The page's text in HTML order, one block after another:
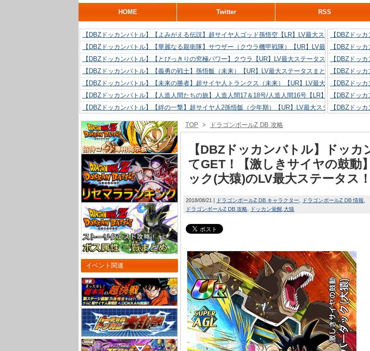
HOME Twitter RSS
【DBZドッカンバトル】【よみがえる伝説】超サイヤ人ゴッド孫悟空【LR】LV最大ステータスまとめ
【DBZドッカンバトル】【華麗なる親衛隊】サウザー（クウラ機甲戦隊）【UR】LV最大ステータス
【DBZドッカンバトル】【とびっきりの究極パワー】クウラ【UR】LV最大ステータスまとめ！
【DBZドッカンバトル】【義勇の戦士】孫悟飯（未来）【UR】LV最大ステータスまとめ！
【DBZドッカンバトル】【未来の勝者】超サイヤ人トランクス（未来）【UR】LV最大ステータスま
【DBZドッカンバトル】【人造人間たちの旅】人造人間17＆18号/人造人間16号【LR】LV最大ステー
【DBZドッカンバトル】【絆の一撃】超サイヤ人2孫悟飯（少年期）【UR】LV最大ステータスまとめ
【DBZドッカンバトル】【抗い続ける精神力】人造人間18号【UR】LV最大ステータスまとめ！
【DBZドッカンバトル】【技巧とひらめき】クリリン【UR】LV最大ステータスまとめ！
【DBZドッカンバトル】【新たに得た好機】人造人間16号【UR】LV最大ステータスまとめ！
【DBZドッ
【DBZドッ
【DBZドッ
【DBZドッ
【DBZドッ
【DBZドッ
【DBZドッ
【DBZドッカ
【DBZドッカ
イベント関連
TOP > ドラゴンボールZ DB 攻略
【DBZドッカンバトル】ドッカ
てGET！【激しきサイヤの鼓動
ック(大猿)のLV最大ステータス！
2018/08/21 ドラゴンボールZ DB キャラクター
ドラゴンボールZ DB 情報
ドラゴンボールZ DB 攻略
ドッカン覚醒 大猿